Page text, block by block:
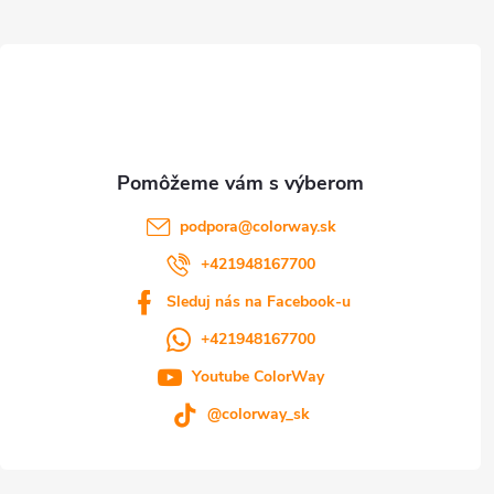
podpora@colorway.sk
+421948167700
Sleduj nás na Facebook-u
+421948167700
Youtube ColorWay
@colorway_sk